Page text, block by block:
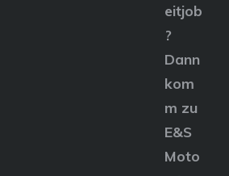
eitjob
?
Dann
kom
m zu
E&S
Moto